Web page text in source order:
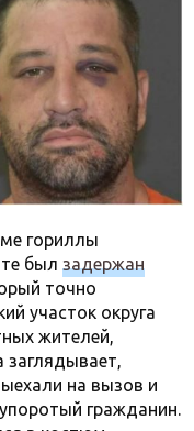
гориллы
был задержан
точно
участок округа
жителей,
на вызов и
гражданин.